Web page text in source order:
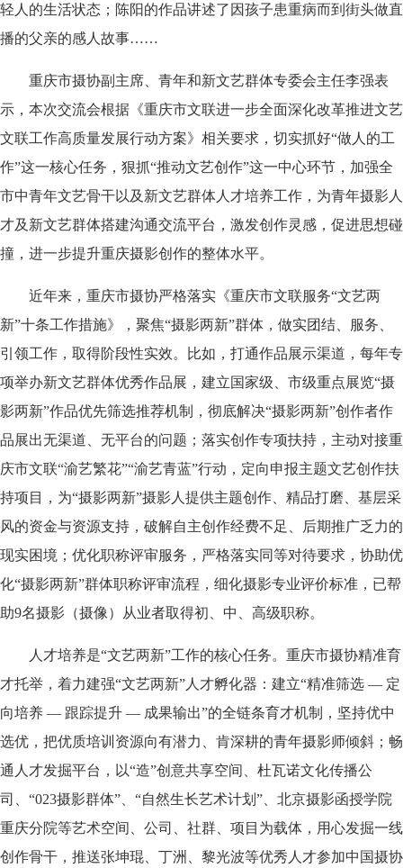
轻人的生活状态；陈阳的作品讲述了因孩子患重病而到街头做直
播的父亲的感人故事……
重庆市摄协副主席、青年和新文艺群体专委会主任李强表
示，本次交流会根据《重庆市文联进一步全面深化改革推进文艺
文联工作高质量发展行动方案》相关要求，切实抓好“做人的工
作”这一核心任务，狠抓“推动文艺创作”这一中心环节，加强全
市中青年文艺骨干以及新文艺群体人才培养工作，为青年摄影人
才及新文艺群体搭建沟通交流平台，激发创作灵感，促进思想碰
撞，进一步提升重庆摄影创作的整体水平。
近年来，重庆市摄协严格落实《重庆市文联服务“文艺两
新”十条工作措施》，聚焦“摄影两新”群体，做实团结、服务、
引领工作，取得阶段性实效。比如，打通作品展示渠道，每年专
项举办新文艺群体优秀作品展，建立国家级、市级重点展览“摄
影两新”作品优先筛选推荐机制，彻底解决“摄影两新”创作者作
品展出无渠道、无平台的问题；落实创作专项扶持，主动对接重
庆市文联“渝艺繁花”“渝艺青蓝”行动，定向申报主题文艺创作扶
持项目，为“摄影两新”摄影人提供主题创作、精品打磨、基层采
风的资金与资源支持，破解自主创作经费不足、后期推广乏力的
现实困境；优化职称评审服务，严格落实同等对待要求，协助优
化“摄影两新”群体职称评审流程，细化摄影专业评价标准，已帮
助9名摄影（摄像）从业者取得初、中、高级职称。
人才培养是“文艺两新”工作的核心任务。重庆市摄协精准育
才托举，着力建强“文艺两新”人才孵化器：建立“精准筛选 — 定
向培养 — 跟踪提升 — 成果输出”的全链条育才机制，坚持优中
选优，把优质培训资源向有潜力、肯深耕的青年摄影师倾斜；畅
通人才发掘平台，以“造”创意共享空间、杜瓦诺文化传播公
司、“023摄影群体”、“自然生长艺术计划”、北京摄影函授学院
重庆分院等艺术空间、公司、社群、项目为载体，用心发掘一线
创作骨干，推送张坤琨、丁洲、黎光波等优秀人才参加中国摄协